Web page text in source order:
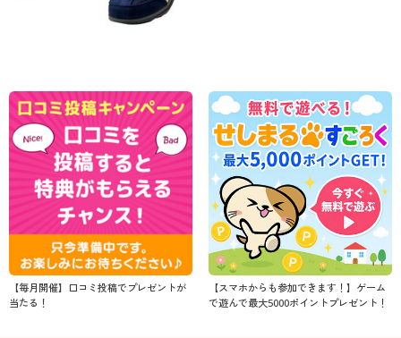
【毎月開催】口コミ投稿でプレゼントが
当たる！
【スマホからも参加できます！】ゲーム
で遊んで最大5000ポイントプレゼント！